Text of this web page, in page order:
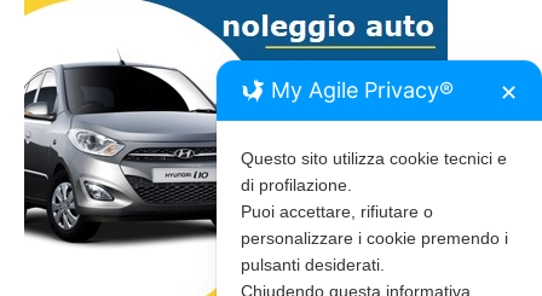
My Agile Privacy® ✕
Questo sito utilizza cookie tecnici e
di profilazione.
Puoi accettare, rifiutare o
personalizzare i cookie premendo i
pulsanti desiderati.
Chiudendo questa informativa